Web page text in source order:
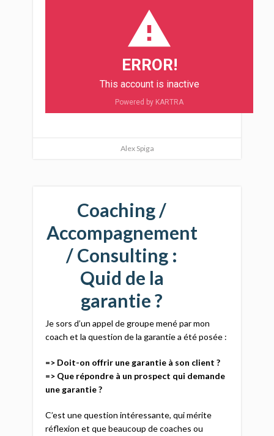
ERROR!
This account is inactive
Powered by KARTRA
Alex Spiga
Coaching /
Accompagnement
/ Consulting :
Quid de la
garantie ?
Je sors d’un appel de groupe mené par mon
coach et la question de la garantie a été posée :
=> Doit-on offrir une garantie à son client ?
=> Que répondre à un prospect qui demande
une garantie ?
C’est une question intéressante, qui mérite
réflexion et que beaucoup de coaches ou